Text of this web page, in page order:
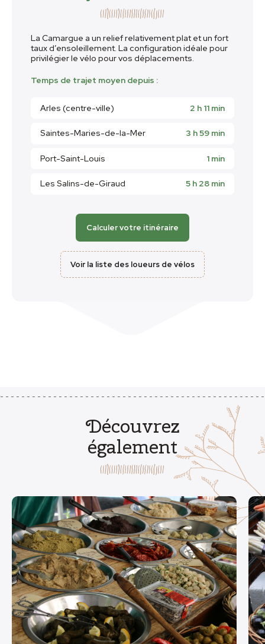
La Camargue a un relief relativement plat et un fort
taux d’ensoleillement. La configuration idéale pour
privilégier le vélo pour vos déplacements.
Temps de trajet moyen depuis :
Arles (centre-ville) 2 h 11 min
Saintes-Maries-de-la-Mer 3 h 59 min
Port-Saint-Louis 1 min
Les Salins-de-Giraud 5 h 28 min
Calculer votre itinéraire
Voir la liste des loueurs de vélos
Découvrez
également